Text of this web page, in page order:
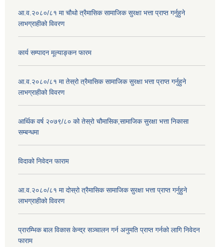
आ.व.२०८०/८१ मा चौथो त्रैमासिक सामाजिक सुरक्षा भत्ता प्राप्त गर्नुहुने
लाभग्राहीको विवरण
कार्य सम्पादन मूल्याङ्कन फारम
आ.व.२०८०/८१ मा तेस्रो त्रैमासिक सामाजिक सुरक्षा भत्ता प्राप्त गर्नुहुने
लाभग्राहीको विवरण
आर्थिक वर्ष २०७९/८० को तेस्रो चौमासिक,सामाजिक सुरक्षा भत्ता निकासा
सम्बन्धमा
विदाको निवेदन फाराम
आ.व.२०८०/८१ मा दोस्रो त्रैमासिक सामाजिक सुरक्षा भत्ता प्राप्त गर्नुहुने
लाभग्राहीको विवरण
प्रारम्भिक बाल विकास केन्द्र सञ्चालन गर्न अनुमति प्राप्त गर्नको लागि निवेदन
फाराम